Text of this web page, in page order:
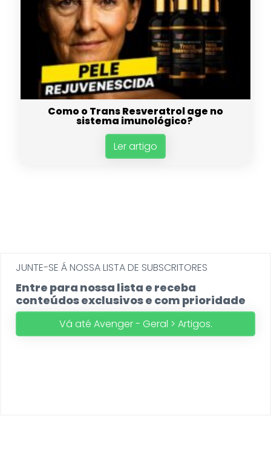
Como o Trans Resveratrol age no
sistema imunológico?
Ler artigo
JUNTE-SE Á NOSSA LISTA DE SUBSCRITORES
Entre para nossa lista e receba
conteúdos exclusivos e com prioridade
Vá até Avenger - Geral > Artigos.